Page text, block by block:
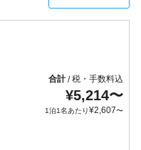
合計/税・手数料込
¥5,214〜
1泊1名あたり¥2,607〜